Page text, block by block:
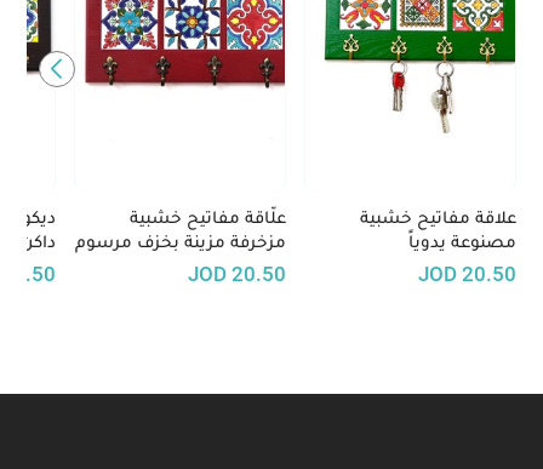
علاقة مفاتيح خشبية
مصنوعة يدوياً
20.50
JOD
علّاقة مفاتيح خشبية
مزخرفة مزينة بخزف مرسوم
يدويًا (أحمر)
20.50
JOD
ديكور
داكن
20.50